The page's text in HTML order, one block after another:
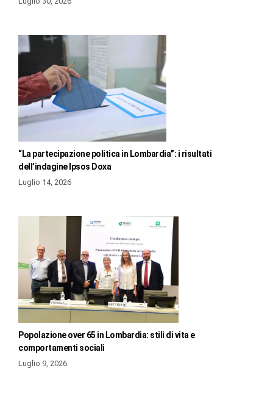
“La partecipazione politica in Lombardia”: i risultati
dell’indagine Ipsos Doxa
Luglio 14, 2026
Popolazione over 65 in Lombardia: stili di vita e
comportamenti sociali
Luglio 9, 2026